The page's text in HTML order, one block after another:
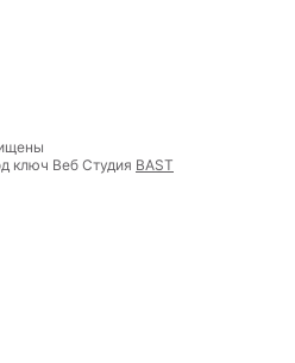
ключ Веб Студия BAST